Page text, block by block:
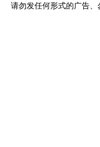
请勿发任何形式的广告、